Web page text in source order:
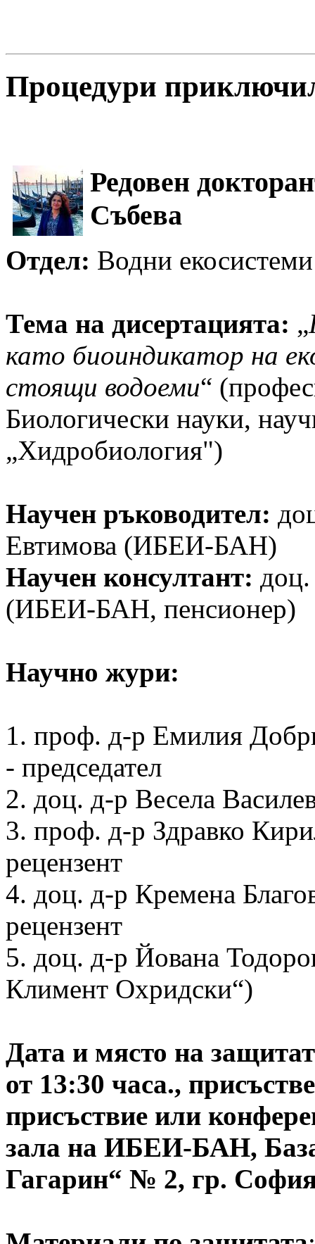
Процедури
Редовен
Събева
Oтдел: Водни екосистеми
Тема на дисертацията: „
като биоиндикатор на
стоящи водоеми“
Биологически науки,
„Хидробиология")
Научен ръководител:
Евтимова (ИБЕИ-БАН)
Научен консултант: доц.
(ИБЕИ-БАН, пенсионер)
Научно жури:
1. проф. д-р Емилия
- председател
2. доц. д-р Весела
3. проф. д-р Здравко
рецензент
4. доц. д-р Кремена
рецензент
5. доц. д-р Йована
Климент Охридски“)
Дата и място на
от 13:30 часа.,
присъствие или
зала на ИБЕИ-БАН,
Гагарин“ № 2, гр.